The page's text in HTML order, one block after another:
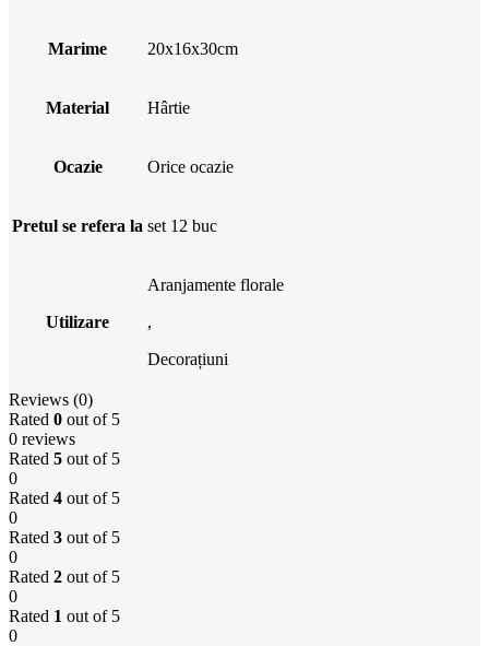
Marime 20x16x30cm
Material Hârtie
Ocazie Orice ocazie
Pretul se refera la set 12 buc
Utilizare
Aranjamente florale
,
Decorațiuni
Reviews (0)
Rated 0 out of 5
0 reviews
Rated 5 out of 5
0
Rated 4 out of 5
0
Rated 3 out of 5
0
Rated 2 out of 5
0
Rated 1 out of 5
0